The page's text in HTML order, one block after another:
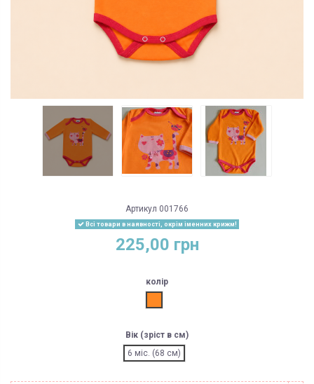
Артикул 001766
Всі товари в наявності, окрім іменних крижм!
225,00 грн
колір
Вік (зріст в см)
6 міс. (68 см)